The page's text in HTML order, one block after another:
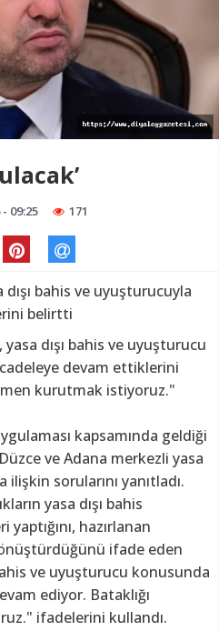
09:25 171
bahis ve uyuşturucuyla
belirtti
dışı bahis ve uyuşturucu
devam ettiklerini
kurutmak istiyoruz."
kapsamında geldiği
ve Adana merkezli yasa
ilişkin sorularını yanıtladı.
yasa dışı bahis
hazırlanan
ifade eden
ve uyuşturucu konusunda
ediyor. Bataklığı
ifadelerini kullandı.